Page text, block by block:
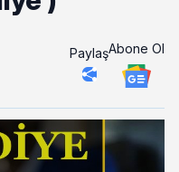
PaylaşAbone Ol